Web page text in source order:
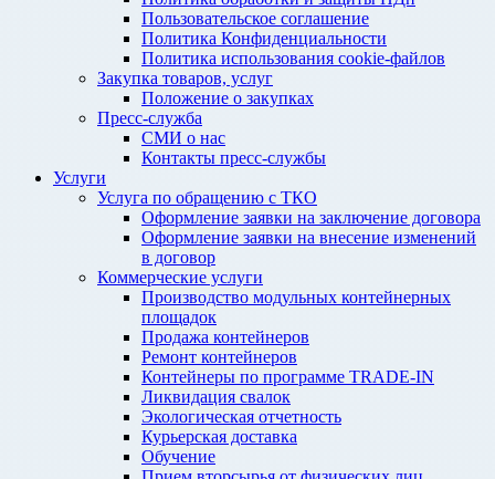
Пользовательское соглашение
Политика Конфиденциальности
Политика использования cookie-файлов
Закупка товаров, услуг
Положение о закупках
Пресс-служба
СМИ о нас
Контакты пресс-службы
Услуги
Услуга по обращению с ТКО
Оформление заявки на заключение договора
Оформление заявки на внесение изменений
в договор
Коммерческие услуги
Производство модульных контейнерных
площадок
Продажа контейнеров
Ремонт контейнеров
Контейнеры по программе TRADE-IN
Ликвидация свалок
Экологическая отчетность
Курьерская доставка
Обучение